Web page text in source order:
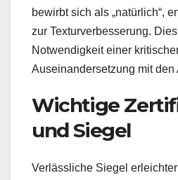
bewirbt sich als „natürlich“,
zur Texturverbesserung.
Notwendigkeit einer
Auseinandersetzung mit den
Wichtige
und Siegel
Verlässliche Siegel